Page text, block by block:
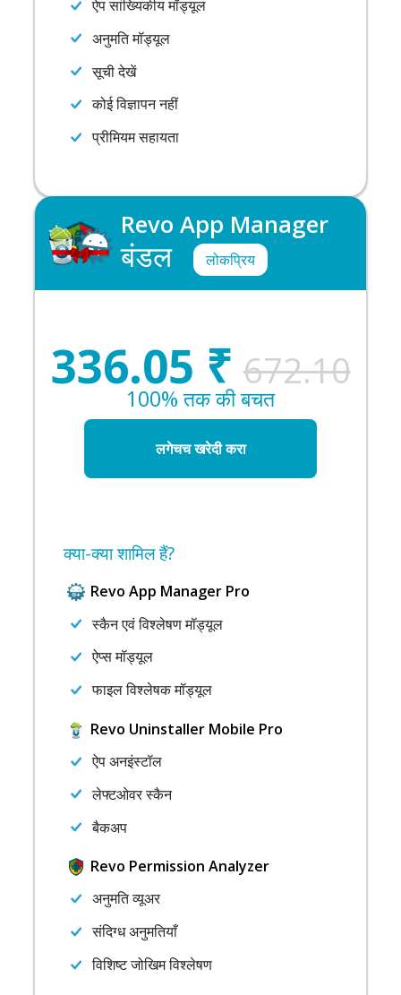
ऐप सांख्यिकीय मॉड्यूल
अनुमति मॉड्यूल
सूची देखें
कोई विज्ञापन नहीं
प्रीमियम सहायता
Revo App Manager
बंडल लोकप्रिय
336.05 ₹ 672.10
100% तक की बचत
लगेचच खरेदी करा
क्या-क्या शामिल हैं?
Revo App Manager Pro
स्कैन एवं विश्लेषण मॉड्यूल
ऐप्स मॉड्यूल
फाइल विश्लेषक मॉड्यूल
Revo Uninstaller Mobile Pro
ऐप अनइंस्टॉल
लेफ्टओवर स्कैन
बैकअप
Revo Permission Analyzer
अनुमति व्यूअर
संदिग्ध अनुमतियाँ
विशिष्ट जोखिम विश्लेषण